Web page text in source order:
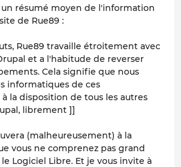
un résumé moyen de l'information
de Rue89 :
Rue89 travaille étroitement avec
et a l'habitude de reverser
Cela signifie que nous
informatiques de ces
la disposition de tous les autres
librement ]]
(malheureusement) à la
vous ne comprenez pas grand
Logiciel Libre. Et je vous invite à